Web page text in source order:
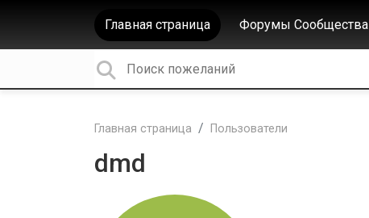
Главная страница Форумы Сообщества
Главная страница Пользователи
dmd